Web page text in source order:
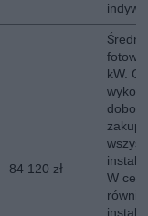
84 120 zł
Średni
kW.
W